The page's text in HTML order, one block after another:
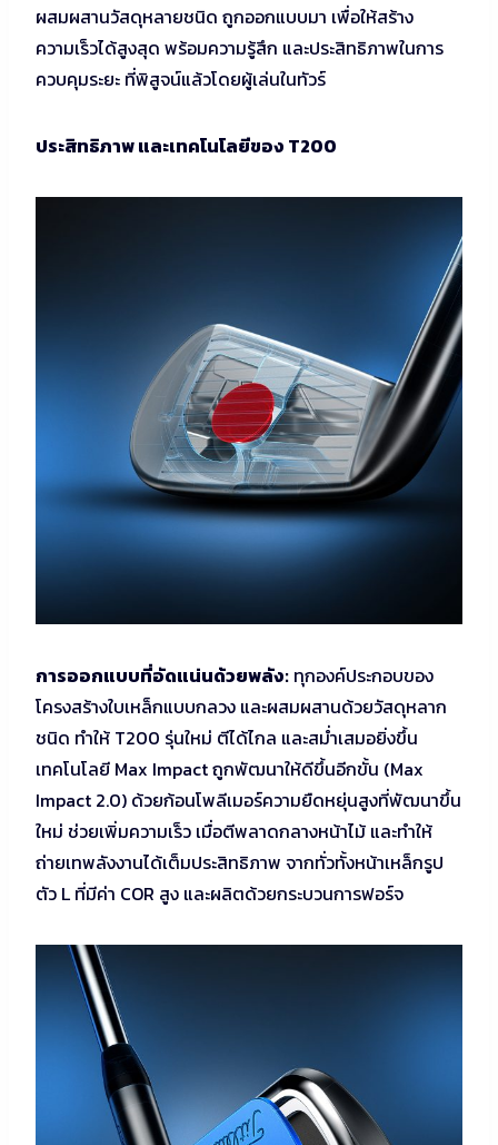
ผสมผสานวัสดุหลายชนิด ถูกออกแบบมา เพื่อให้สร้าง
ความเร็วได้สูงสุด พร้อมความรู้สึก และประสิทธิภาพในการ
ควบคุมระยะ ที่พิสูจน์แล้วโดยผู้เล่นในทัวร์
ประสิทธิภาพ และเทคโนโลยีของ T200
การออกแบบที่อัดแน่นด้วยพลัง: ทุกองค์ประกอบของ
โครงสร้างใบเหล็กแบบกลวง และผสมผสานด้วยวัสดุหลาก
ชนิด ทำให้ T200 รุ่นใหม่ ตีได้ไกล และสม่ำเสมอยิ่งขึ้น
เทคโนโลยี Max Impact ถูกพัฒนาให้ดีขึ้นอีกขั้น (Max
Impact 2.0) ด้วยก้อนโพลีเมอร์ความยืดหยุ่นสูงที่พัฒนาขึ้น
ใหม่ ช่วยเพิ่มความเร็ว เมื่อตีพลาดกลางหน้าไม้ และทำให้
ถ่ายเทพลังงานได้เต็มประสิทธิภาพ จากทั่วทั้งหน้าเหล็กรูป
ตัว L ที่มีค่า COR สูง และผลิตด้วยกระบวนการฟอร์จ